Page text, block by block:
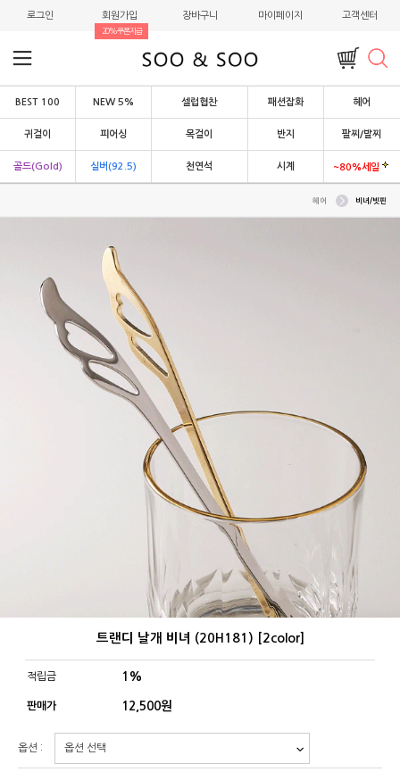
로그인 회원가입
20%쿠폰지급
장바구니 마이페이지 고객센터
BEST 100 NEW 5% 셀럽협찬 패션잡화 헤어
귀걸이 피어싱 목걸이 반지 팔찌/발찌
골드(Gold) 실버(92.5) 천연석 시계 ~80%세일
헤어 비녀/빗핀
트랜디 날개 비녀 (20H181) [2color]
적립금 1%
판매가 12,500원
옵션 :